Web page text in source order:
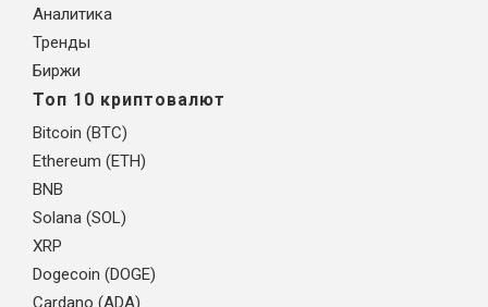
Аналитика
Тренды
Биржи
Топ 10 криптовалют
Bitcoin (BTC)
Ethereum (ETH)
BNB
Solana (SOL)
XRP
Dogecoin (DOGE)
Cardano (ADA)